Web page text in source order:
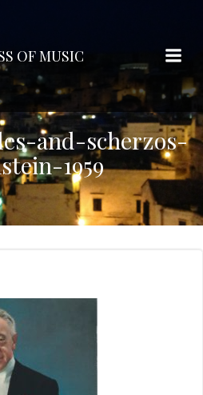
テ
ン
ツ
ス
キ
ッ
プ
OF MUSIC
and-scherzos-
1959